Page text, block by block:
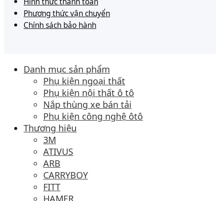
Phương thức vận chuyển
Chính sách bảo hành
Danh mục sản phẩm
Phụ kiện ngoại thất
Phụ kiện nội thất ô tô
Nắp thùng xe bán tải
Phụ kiện công nghệ ôtô
Thương hiệu
3M
ATIVUS
ARB
CARRYBOY
FITT
HAMER